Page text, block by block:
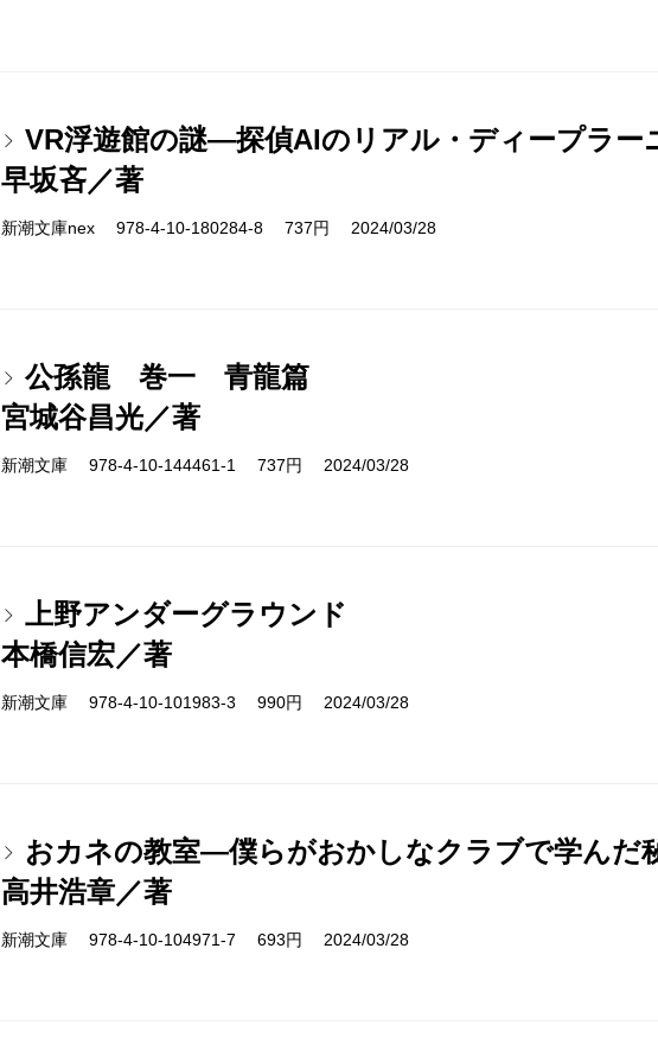
VR浮遊館の謎―探偵AIのリアル・ディープラ
早坂吝／著
新潮文庫nex 978-4-10-180284-8 737円 2024/03/28
公孫龍 巻一 青龍篇
宮城谷昌光／著
新潮文庫 978-4-10-144461-1 737円 2024/03/28
上野アンダーグラウンド
本橋信宏／著
新潮文庫 978-4-10-101983-3 990円 2024/03/28
おカネの教室―僕らがおかしなクラブで学んだ
高井浩章／著
新潮文庫 978-4-10-104971-7 693円 2024/03/28